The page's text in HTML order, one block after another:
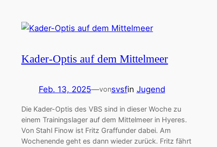
Kader-Optis auf dem Mittelmeer
Feb. 13, 2025—vonsvsfin Jugend
Die Kader-Optis des VBS sind in dieser Woche zu
einem Trainingslager auf dem Mittelmeer in Hyeres.
Von Stahl Finow ist Fritz Graffunder dabei. Am
Wochenende geht es dann wieder zurück. Fritz fährt